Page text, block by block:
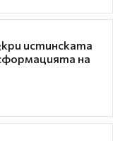
истинската
на